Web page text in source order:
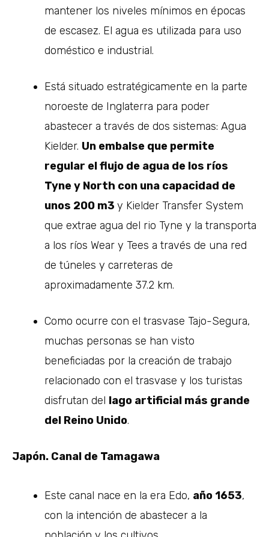
mantener los niveles mínimos en épocas
de escasez. El agua es utilizada para uso
doméstico e industrial.
Está situado estratégicamente en la parte
noroeste de Inglaterra para poder
abastecer a través de dos sistemas: Agua
Kielder. Un embalse que permite
regular el flujo de agua de los ríos
Tyne y North con una capacidad de
unos 200 m3 y Kielder Transfer System
que extrae agua del rio Tyne y la transporta
a los ríos Wear y Tees a través de una red
de túneles y carreteras de
aproximadamente 37.2 km.
Como ocurre con el trasvase Tajo-Segura,
muchas personas se han visto
beneficiadas por la creación de trabajo
relacionado con el trasvase y los turistas
disfrutan del lago artificial más grande
del Reino Unido.
Japón. Canal de Tamagawa
Este canal nace en la era Edo, año 1653,
con la intención de abastecer a la